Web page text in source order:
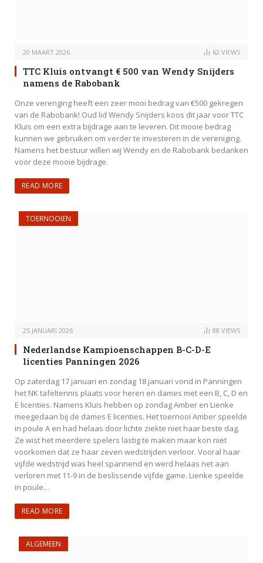
20 MAART 2026 62 VIEWS
TTC Kluis ontvangt € 500 van Wendy Snijders
namens de Rabobank
Onze verenging heeft een zeer mooi bedrag van €500 gekregen
van de Rabobank! Oud lid Wendy Snijders koos dit jaar voor TTC
Kluis om een extra bijdrage aan te leveren. Dit mooie bedrag
kunnen we gebruiken om verder te investeren in de vereniging.
Namens het bestuur willen wij Wendy en de Rabobank bedanken
voor deze mooie bijdrage.
READ MORE
TOERNOOIEN
25 JANUARI 2026 88 VIEWS
Nederlandse Kampioenschappen B-C-D-E
licenties Panningen 2026
Op zaterdag 17 januari en zondag 18 januari vond in Panningen
het NK tafeltennis plaats voor heren en dames met een B, C, D en
E licenties. Namens Kluis hebben op zondag Amber en Lienke
meegedaan bij de dames E licenties. Het toernooi Amber speelde
in poule A en had helaas door lichte ziekte niet haar beste dag.
Ze wist het meerdere spelers lastig te maken maar kon niet
voorkomen dat ze haar zeven wedstrijden verloor. Vooral haar
vijfde wedstrijd was heel spannend en werd helaas net aan
verloren met 11-9 in de beslissende vijfde game. Lienke speelde
in poule…
READ MORE
ALGEMEEN